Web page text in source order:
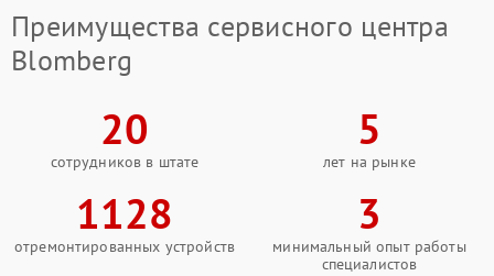
Преимущества сервисного центра
Blomberg
20
сотрудников в штате
5
лет на рынке
1128
отремонтированных устройств
3
минимальный опыт работы
специалистов